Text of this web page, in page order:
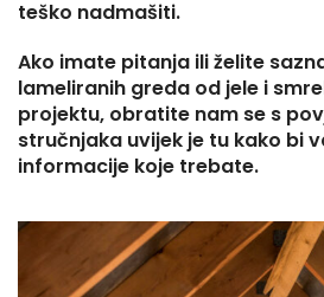
teško nadmašiti.
Ako imate pitanja ili želite
lameliranih greda od jele i
projektu, obratite nam se s
stručnjaka uvijek je tu kako bi
informacije koje trebate.